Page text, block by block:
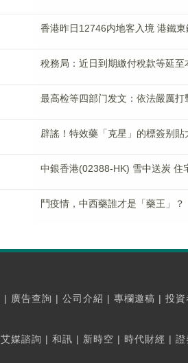
香港昨日12746内地客入境 港鐵
稅務局：近日到期繳付稅款等延至
最高检等四部门发文：依法嚴厲
辟謠！特效藥「克星」的標簽别
中銀香港(02388-HK) 雪中送炭 住
鬥疫情，中西藥誰才是「藥王」？
| 廣告查詢 | 公司介紹 | 專欄邀稿 | 投資
艾媒諮詢 | 和訊 | 新時空 | 時代財經 | 證